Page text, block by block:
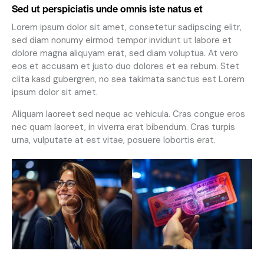
Sed ut perspiciatis unde omnis iste natus et
Lorem ipsum dolor sit amet, consetetur sadipscing elitr,
sed diam nonumy eirmod tempor invidunt ut labore et
dolore magna aliquyam erat, sed diam voluptua. At vero
eos et accusam et justo duo dolores et ea rebum. Stet
clita kasd gubergren, no sea takimata sanctus est Lorem
ipsum dolor sit amet.
Aliquam laoreet sed neque ac vehicula. Cras congue eros
nec quam laoreet, in viverra erat bibendum. Cras turpis
urna, vulputate at est vitae, posuere lobortis erat.